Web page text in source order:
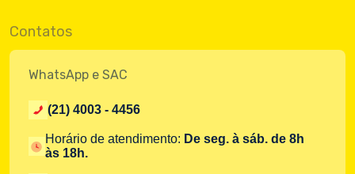
Contatos
WhatsApp e SAC
(21) 4003 - 4456
Horário de atendimento: De seg. à sáb. de 8h
às 18h.